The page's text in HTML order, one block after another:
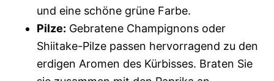
und eine schöne grüne Farbe.
Pilze: Gebratene Champignons oder
Shiitake-Pilze passen hervorragend zu den
erdigen Aromen des Kürbisses. Braten Sie